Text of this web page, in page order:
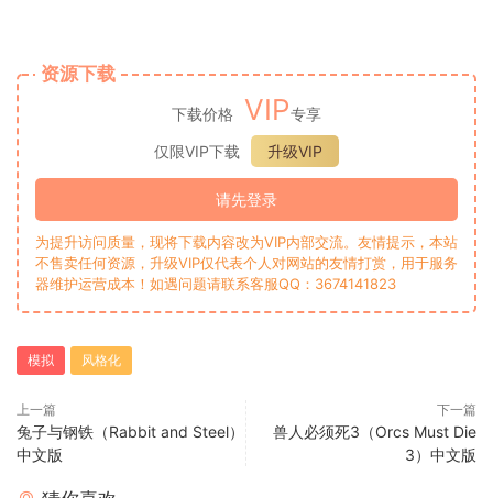
资源下载
下载价格 VIP专享
仅限VIP下载
升级VIP
请先登录
为提升访问质量，现将下载内容改为VIP内部交流。友情提示，本站
不售卖任何资源，升级VIP仅代表个人对网站的友情打赏，用于服务
器维护运营成本！如遇问题请联系客服QQ：3674141823
模拟 风格化
上一篇
兔子与钢铁（Rabbit and Steel）
中文版
下一篇
兽人必须死3（Orcs Must Die
3）中文版